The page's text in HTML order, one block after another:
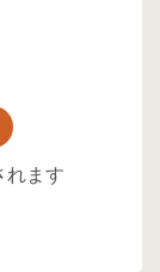
れます